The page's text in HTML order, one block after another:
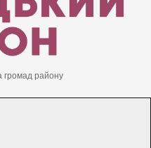
громад району